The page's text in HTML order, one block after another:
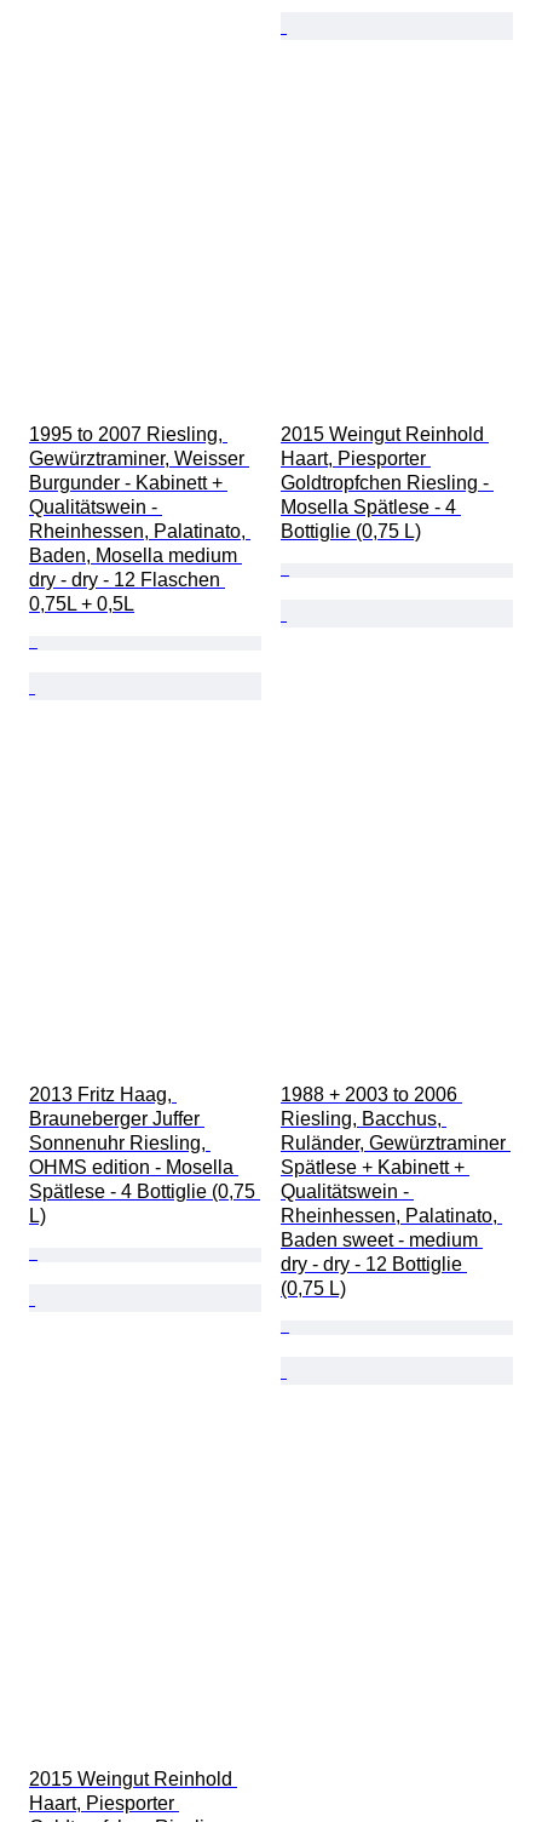
1995 to 2007 Riesling,
Gewürztraminer, Weisser
Burgunder - Kabinett +
Qualitätswein -
Rheinhessen, Palatinato,
Baden, Mosella medium
dry - dry - 12 Flaschen
0,75L + 0,5L
2015 Weingut Reinhold
Haart, Piesporter
Goldtropfchen Riesling -
Mosella Spätlese - 4
Bottiglie (0,75 L)
2013 Fritz Haag,
Brauneberger Juffer
Sonnenuhr Riesling,
OHMS edition - Mosella
Spätlese - 4 Bottiglie (0,75
L)
1988 + 2003 to 2006
Riesling, Bacchus,
Ruländer, Gewürztraminer
Spätlese + Kabinett +
Qualitätswein -
Rheinhessen, Palatinato,
Baden sweet - medium
dry - dry - 12 Bottiglie
(0,75 L)
2015 Weingut Reinhold
Haart, Piesporter